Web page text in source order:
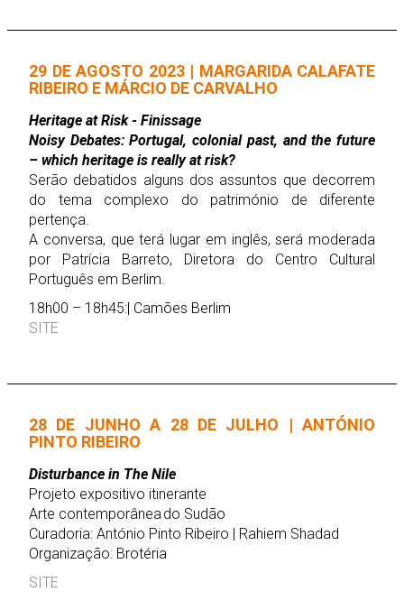
29 DE AGOSTO 2023 | MARGARIDA CALAFATE
RIBEIRO E MÁRCIO DE CARVALHO
Heritage at Risk - Finissage
Noisy Debates: Portugal, colonial past, and the future
– which heritage is really at risk?
Serão debatidos alguns dos assuntos que decorrem
do tema complexo do património de diferente
pertença.
A conversa, que terá lugar em inglês, será moderada
por Patrícia Barreto, Diretora do Centro Cultural
Português em Berlim.
18h00 – 18h45:| Camões Berlim
SITE
28 DE JUNHO A 28 DE JULHO | ANTÓNIO
PINTO RIBEIRO
Disturbance in The Nile
Projeto expositivo itinerante
Arte contemporânea do Sudão
Curadoria: António Pinto Ribeiro | Rahiem Shadad
Organização: Brotéria
SITE